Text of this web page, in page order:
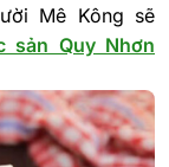
Mê Kông sẽ
sản Quy Nhơn